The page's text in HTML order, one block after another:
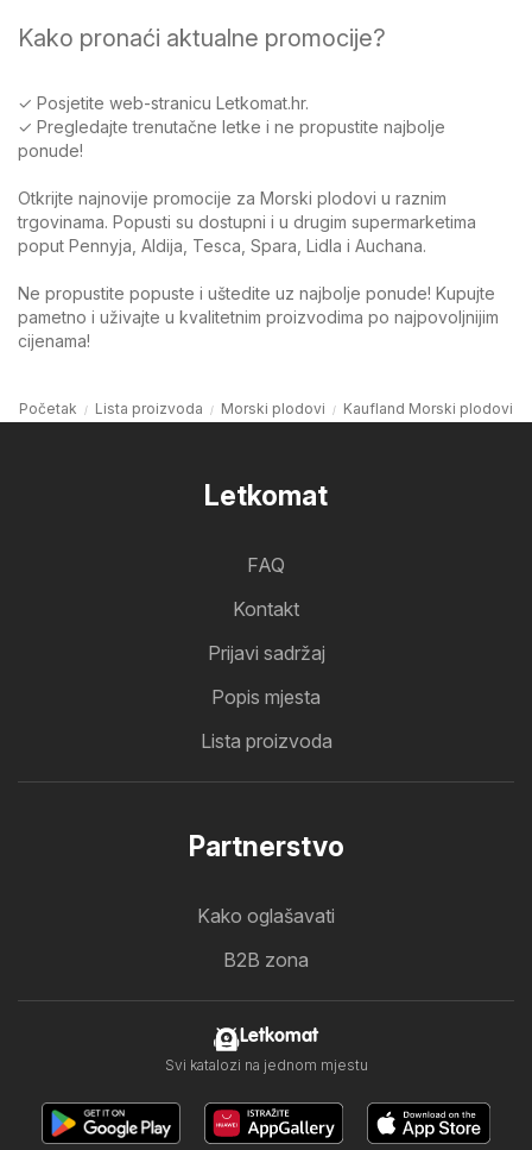
Kako pronaći aktualne promocije?
✓ Posjetite web-stranicu Letkomat.hr.
✓ Pregledajte trenutačne letke i ne propustite najbolje
ponude!
Otkrijte najnovije promocije za Morski plodovi u raznim
trgovinama. Popusti su dostupni i u drugim supermarketima
poput Pennyja, Aldija, Tesca, Spara, Lidla i Auchana.
Ne propustite popuste i uštedite uz najbolje ponude! Kupujte
pametno i uživajte u kvalitetnim proizvodima po najpovoljnijim
cijenama!
Početak Lista proizvoda Morski plodovi Kaufland Morski plodovi
Letkomat
FAQ
Kontakt
Prijavi sadržaj
Popis mjesta
Lista proizvoda
Partnerstvo
Kako oglašavati
B2B zona
Letkomat
Svi katalozi na jednom mjestu